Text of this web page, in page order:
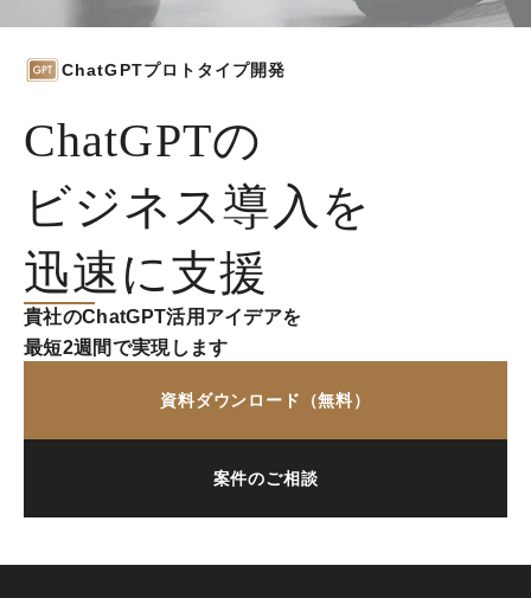
ChatGPTプロトタイプ開発
ChatGPTの
ビジネス導入を
迅速に支援
貴社のChatGPT活用アイデアを
最短2週間で実現します
資料ダウンロード（無料）
案件のご相談